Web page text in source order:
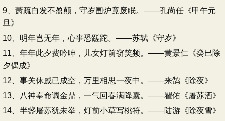
9、萧疏白发不盈颠，守岁围炉竟废眠。——孔尚任《甲午元
旦》
10、明年岂无年，心事恐蹉跎。——苏轼《守岁》
11、年年此夕费吟呻，儿女灯前窃笑频。——黄景仁《癸巳除
夕偶成》
12、事关休戚已成空，万里相思一夜中。——来鹄《除夜》
13、八神奉命调金鼎，一气回春满降囊。——瞿佑《屠苏酒》
14、半盏屠苏犹未举，灯前小草写桃符。——陆游《除夜雪》